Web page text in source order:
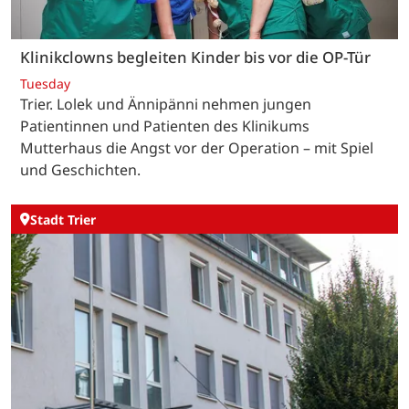
Klinikclowns begleiten Kinder bis vor die OP-Tür
Tuesday
Trier. Lolek und Ännipänni nehmen jungen
Patientinnen und Patienten des Klinikums
Mutterhaus die Angst vor der Operation – mit Spiel
und Geschichten.
Stadt Trier